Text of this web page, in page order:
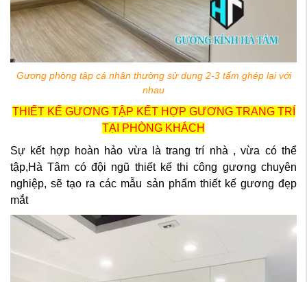
Gương phòng tập cá nhân thường sử dụng 2-3 tấm ghép lại với
nhau
THIẾT KẾ GƯƠNG TẬP KẾT HỢP GƯƠNG TRANG TRÍ
TẠI PHÒNG KHÁCH
Sự kết hợp hoàn hảo vừa là trang trí nhà , vừa có thể
tập,Hà Tâm có đội ngũ thiết kế thi công gương chuyên
nghiệp, sẽ tạo ra các mẫu sản phẩm thiết kế gương đẹp
mắt